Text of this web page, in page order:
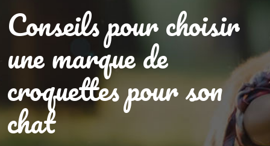
Conseils pour choisir
une marque de
croquettes pour son
chat